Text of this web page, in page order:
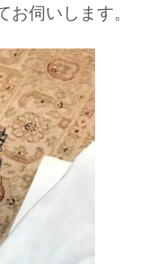
伺いします。